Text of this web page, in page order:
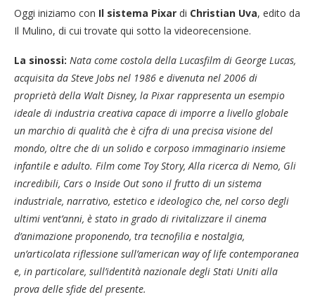
Oggi iniziamo con Il sistema Pixar di Christian Uva, edito da
Il Mulino, di cui trovate qui sotto la videorecensione.
La sinossi: Nata come costola della Lucasfilm di George Lucas,
acquisita da Steve Jobs nel 1986 e divenuta nel 2006 di
proprietà della Walt Disney, la Pixar rappresenta un esempio
ideale di industria creativa capace di imporre a livello globale
un marchio di qualità che è cifra di una precisa visione del
mondo, oltre che di un solido e corposo immaginario insieme
infantile e adulto. Film come Toy Story, Alla ricerca di Nemo, Gli
incredibili, Cars o Inside Out sono il frutto di un sistema
industriale, narrativo, estetico e ideologico che, nel corso degli
ultimi vent’anni, è stato in grado di rivitalizzare il cinema
d’animazione proponendo, tra tecnofilia e nostalgia,
un’articolata riflessione sull’american way of life contemporanea
e, in particolare, sull’identità nazionale degli Stati Uniti alla
prova delle sfide del presente.